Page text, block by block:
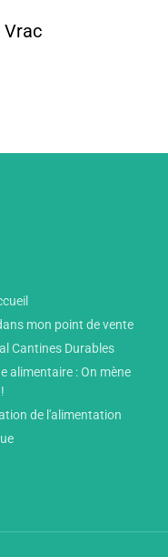
Vrac
mon point de vente
Cantines Durables
alimentaire : On mène
de l'alimentation